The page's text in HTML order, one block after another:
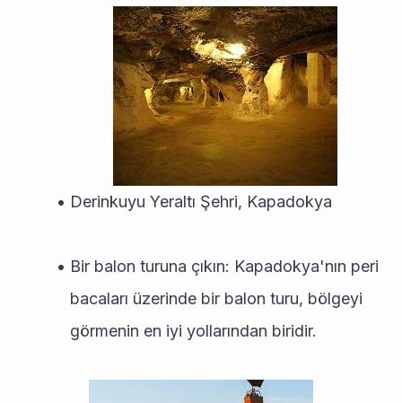
Derinkuyu Yeraltı Şehri, Kapadokya
Bir balon turuna çıkın: Kapadokya'nın peri
bacaları üzerinde bir balon turu, bölgeyi
görmenin en iyi yollarından biridir.